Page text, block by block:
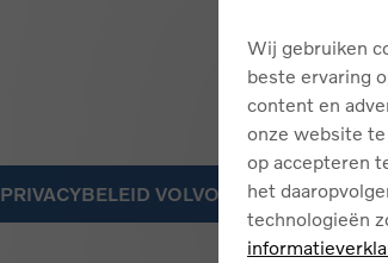
PRIVACYBELEID VOLVO CAR BELUX
Wij gebruiken
beste ervaring
content en
onze website
op accepteren
het
technologieën